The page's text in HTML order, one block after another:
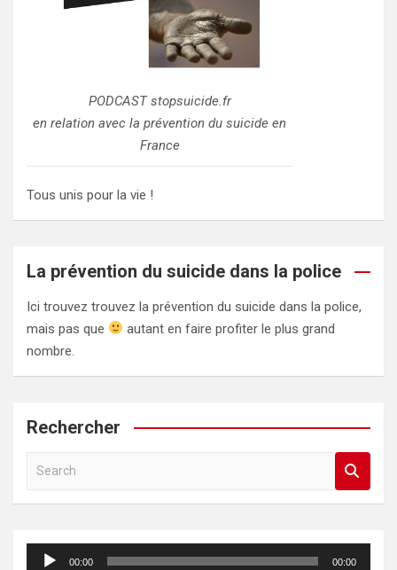
PODCAST stopsuicide.fr
en relation avec la prévention du suicide en
France
Tous unis pour la vie !
La prévention du suicide dans la police
Ici trouvez trouvez la prévention du suicide dans la police,
mais pas que
autant en faire profiter le plus grand
nombre.
Rechercher
a
Lecteur
00:00 00:00